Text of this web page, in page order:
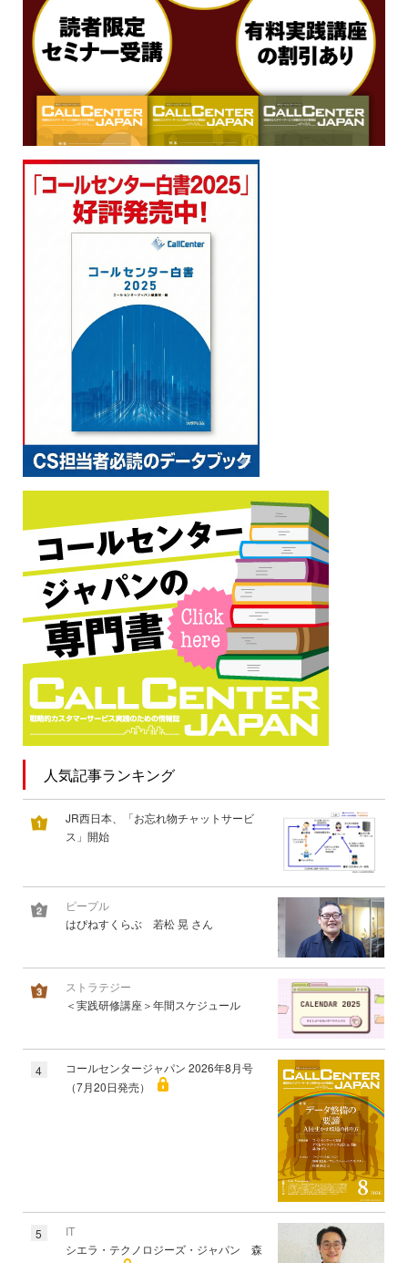
人気記事ランキング
JR西日本、「お忘れ物チャットサービ
ス」開始
ピープル
はぴねすくらぶ 若松 晃 さん
ストラテジー
＜実践研修講座＞年間スケジュール
4
コールセンタージャパン 2026年8月号
（7月20日発売）
5
IT
シエラ・テクノロジーズ・ジャパン 森